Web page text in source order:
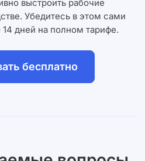
выстроить рабочие
Убедитесь в этом сами
дней на полном тарифе.
бесплатно